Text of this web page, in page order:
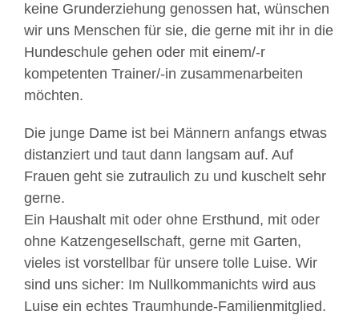
keine Grunderziehung genossen hat, wünschen
wir uns Menschen für sie, die gerne mit ihr in die
Hundeschule gehen oder mit einem/-r
kompetenten Trainer/-in zusammenarbeiten
möchten.
Die junge Dame ist bei Männern anfangs etwas
distanziert und taut dann langsam auf. Auf
Frauen geht sie zutraulich zu und kuschelt sehr
gerne.
Ein Haushalt mit oder ohne Ersthund, mit oder
ohne Katzengesellschaft, gerne mit Garten,
vieles ist vorstellbar für unsere tolle Luise. Wir
sind uns sicher: Im Nullkommanichts wird aus
Luise ein echtes Traumhunde-Familienmitglied.